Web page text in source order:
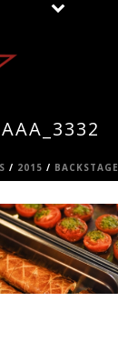
AAA_3332
/ 2015 / BACKSTAGE